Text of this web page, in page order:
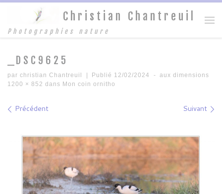
Passer au contenuChristian Chantreuil
Photographies nature
_DSC9625
par christian Chantreuil Publié 12/02/2024 - aux dimensions
1200 × 852 dans Mon coin ornitho
Navigation des images
Précédent Suivant